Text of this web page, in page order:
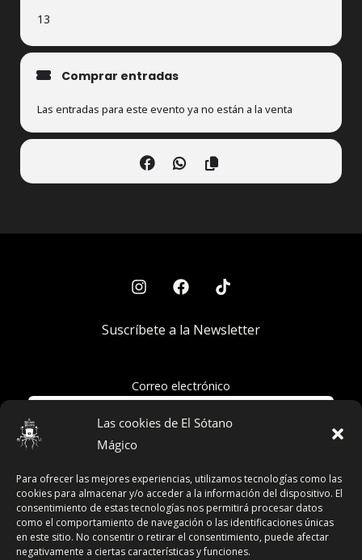
Las cookies de El Sótano
Mágico
Para ofrecer las mejores experiencias, utilizamos tecnologías como las
cookies para almacenar y/o acceder a la información del dispositivo. El
consentimiento de estas tecnologías nos permitirá procesar datos
como el comportamiento de navegación o las identificaciones únicas
en este sitio. No consentir o retirar el consentimiento, puede afectar
negativamente a ciertas características y funciones.
13
Comprar entradas
Las entradas para este evento ya no están a la venta
Suscríbete a la Newsletter
Correo electrónico
Acepto la política de privacidad
Términos y Condiciones